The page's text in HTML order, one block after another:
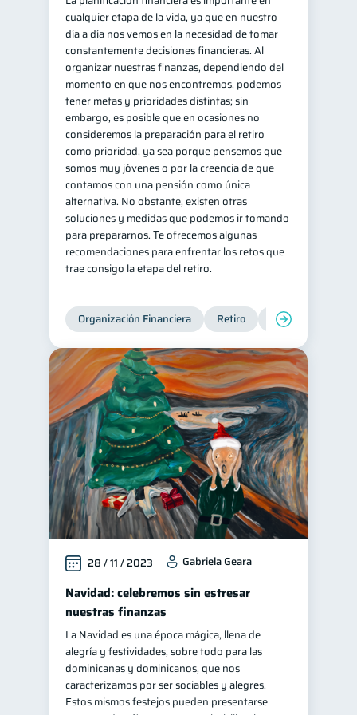
Información financiera 1
ahorro 1 Retiro 1
Doble sueldo 1
Gasto responsable 1
información financiera
cualquier etapa de la vida, ya que en nuestro
día a día nos vemos en la necesidad de tomar
constantemente decisiones financieras. Al
organizar nuestras finanzas, dependiendo del
momento en que nos encontremos, podemos
tener metas y prioridades distintas; sin
embargo, es posible que en ocasiones no
consideremos la preparación para el retiro
como prioridad, ya sea porque pensemos que
somos muy jóvenes o por la creencia de que
contamos con una pensión como única
alternativa. No obstante, existen otras
soluciones y medidas que podemos ir tomando
para prepararnos. Te ofrecemos algunas
recomendaciones para enfrentar los retos que
trae consigo la etapa del retiro.
Organización Financiera Retiro Cuenta
28 / 11 / 2023 Gabriela Geara
Navidad: celebremos sin estresar
nuestras finanzas
La Navidad es una época mágica, llena de
alegría y festividades, sobre todo para las
dominicanas y dominicanos, que nos
caracterizamos por ser sociables y alegres.
Estos mismos festejos pueden presentarse